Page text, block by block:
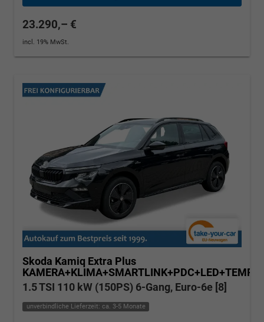
23.290,– €
incl. 19% MwSt.
Skoda Kamiq Extra Plus
1.5 TSI 110 kW (150PS) 6-Gang, Euro-6e [8]
unverbindliche Lieferzeit: ca. 3-5 Monate